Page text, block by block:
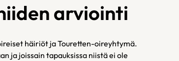
arviointi
häiriöt ja Touretten-oireyhtymä.
ja joissain tapauksissa niistä ei ole